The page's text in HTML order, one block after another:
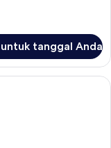
tanggal Anda
Tidur King | Seprai